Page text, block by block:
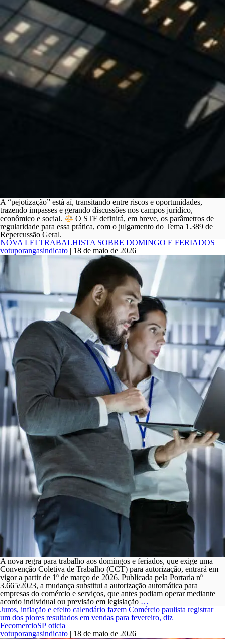
A “pejotização” está aí, transitando entre riscos e oportunidades,
trazendo impasses e gerando discussões nos campos jurídico,
econômico e social.
O STF definirá, em breve, os parâmetros de
regularidade para essa prática, com o julgamento do Tema 1.389 de
Repercussão Geral.
NOVA LEI TRABALHISTA SOBRE DOMINGO E FERIADOS
votuporangasindicato | 18 de maio de 2026
A nova regra para trabalho aos domingos e feriados, que exige uma
Convenção Coletiva de Trabalho (CCT) para autorização, entrará em
vigor a partir de 1º de março de 2026. Publicada pela Portaria nº
3.665/2023, a mudança substitui a autorização automática para
empresas do comércio e serviços, que antes podiam operar mediante
acordo individual ou previsão em legislação …
LEI
TRABALHISTA
Juros, inflação e efeito calendário fazem Comércio paulista registrar
um dos piores resultados em vendas para fevereiro, diz
FecomercioSP oticia
votuporangasindicato | 18 de maio de 2026